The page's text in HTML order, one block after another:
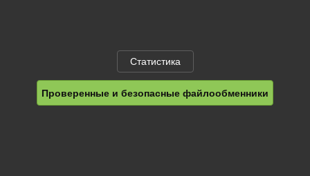
Статистика
Проверенные и безопасные файлообменники